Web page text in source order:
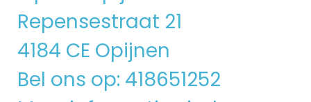
Repensestraat 21
4184 CE Opijnen
Bel ons op: 418651252